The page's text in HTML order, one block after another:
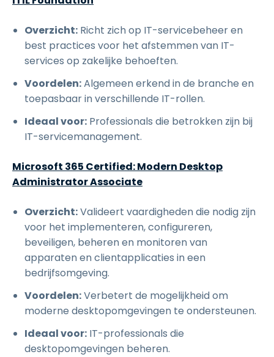
Overzicht: Richt zich op IT-servicebeheer en
best practices voor het afstemmen van IT-
services op zakelijke behoeften.
Voordelen:Algemeen erkend in de branche en
toepasbaar in verschillende IT-rollen.
Ideaal voor: Professionals die betrokken zijn bij
IT-servicemanagement.
Microsoft 365 Certified: Modern Desktop
Administrator Associate
Overzicht:Valideert vaardigheden die nodig zijn
voor het implementeren, configureren,
beveiligen, beheren en monitoren van
apparaten en clientapplicaties in een
bedrijfsomgeving.
Voordelen:Verbetert de mogelijkheid om
moderne desktopomgevingen te ondersteunen.
Ideaal voor: IT-professionals die
desktopomgevingen beheren.